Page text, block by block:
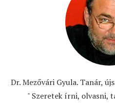
Dr. Mezővári Gyula. Tanár,
" Szeretek írni, olvasni,